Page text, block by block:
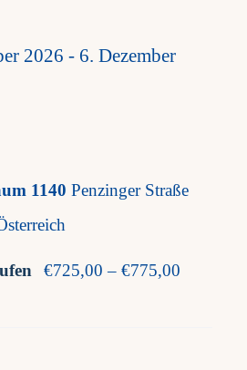
2026 - 6. Dezember
1140 Penzinger Straße
€725,00 – €775,00